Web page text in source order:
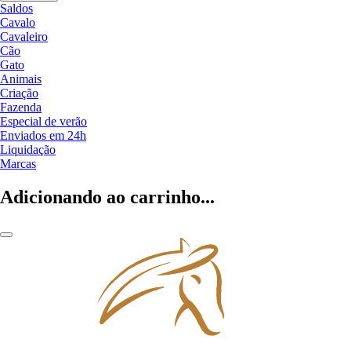
Saldos
Cavalo
Cavaleiro
Cão
Gato
Animais
Criação
Fazenda
Especial de verão
Enviados em 24h
Liquidação
Marcas
Adicionando ao carrinho...